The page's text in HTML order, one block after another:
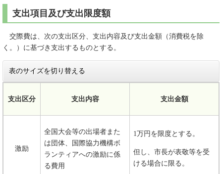
支出項目及び支出限度額
交際費は、次の支出区分、支出内容及び支出金額（消費税を除
く。）に基づき支出するものとする。
表のサイズを切り替える
支出区分 支出内容 支出金額
激励
全国大会等の出場者また
は団体、国際協力機構ボ
ランティアへの激励に係
る費用
1万円を限度とする。
但し、市長が表敬等を受
ける場合に限る。